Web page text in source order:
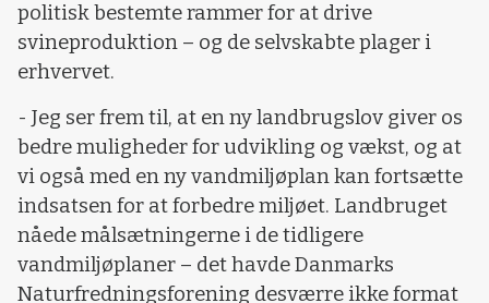
politisk bestemte rammer for at drive
svineproduktion – og de selvskabte plager i
erhvervet.
- Jeg ser frem til, at en ny landbrugslov giver os
bedre muligheder for udvikling og vækst, og at
vi også med en ny vandmiljøplan kan fortsætte
indsatsen for at forbedre miljøet. Landbruget
nåede målsætningerne i de tidligere
vandmiljøplaner – det havde Danmarks
Naturfredningsforening desværre ikke format